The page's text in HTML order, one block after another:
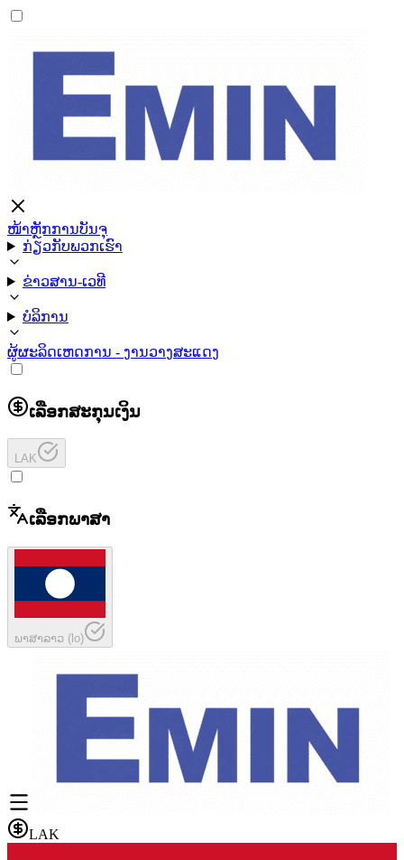
ໜ້າຫຼັກການບັນຈຸ
ກ່ຽວກັບພວກເຮົາ
ຂ່າວສານ-ເວທີ
ບໍລິການ
ຜູ້ຜະລິດເຫດການ - ງານວາງສະແດງ
ເລືອກສະກຸນເງິນ
LAK
ເລືອກພາສາ
ພາສາລາວ (lo)
LAK